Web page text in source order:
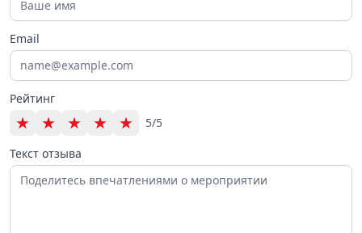
Email
Рейтинг
★ ★ ★ ★ ★
5/5
Текст отзыва